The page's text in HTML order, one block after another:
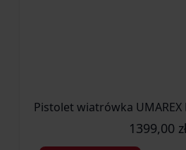
Pistolet wiatrówka UMAREX
1399,00